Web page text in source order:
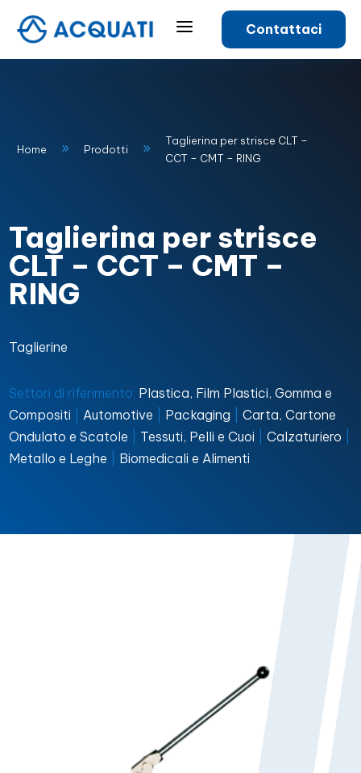
a Contattaci
Home 9 Prodotti 9
Taglierina per strisce CLT –
CCT – CMT – RING
Taglierina per strisce
CLT – CCT – CMT –
RING
Taglierine
Settori di riferimento: Plastica, Film Plastici, Gomma e
Compositi |Automotive Packaging |Carta, Cartone
Ondulato e Scatole
Tessuti, Pelli e Cuoi |Calzaturiero
Metallo e Leghe
Biomedicali e Alimenti